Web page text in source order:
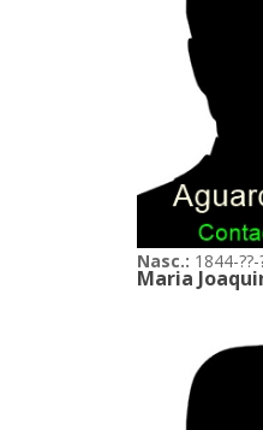
Nasc.: 1844-??-
Maria